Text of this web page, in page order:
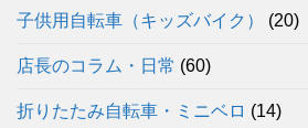
子供用自転車（キッズバイク） (20)
店長のコラム・日常 (60)
折りたたみ自転車・ミニベロ (14)